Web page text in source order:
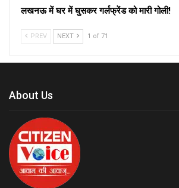
लखनऊ में घर में घुसकर गर्लफ्रेंड को मारी गोली!
PREV NEXT 1 of 71
About Us